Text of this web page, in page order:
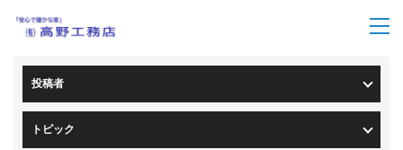
投稿者
トピック